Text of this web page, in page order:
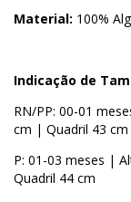
Material: 100%
Indicação de
RN/PP: 00-01
cm | Quadril 43 cm
P: 01-03 meses |
Quadril 44 cm